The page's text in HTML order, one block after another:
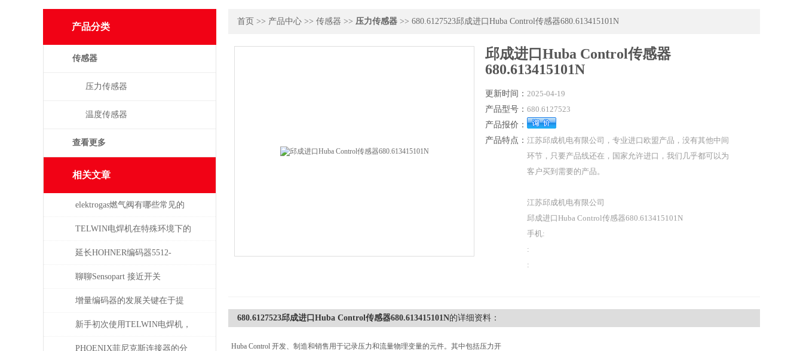
产品分类
传感器
压力传感器
温度传感器
查看更多
相关文章
elektrogas燃气阀有哪些常见的
故障和问题
TELWIN电焊机在特殊环境下的
适用性如何？
延长HOHNER编码器5512-
05FR-0800使用寿命的保养秘诀
聊聊Sensopart 接近开关
增量编码器的发展关键在于提
升质量
新手初次使用TELWIN电焊机，
需注意这几点
PHOENIX菲尼克斯连接器的分
首页 >> 产品中心 >> 传感器 >> 压力传感器 >> 680.6127523邱成进口Huba Control传感器680.613415101N
邱成进口Huba Control传感器
680.613415101N
更新时间： 2025-04-19
产品型号： 680.6127523
产品报价：
产品特点： 江苏邱成机电有限公司，专业进口欧盟产品，没有其他中间
环节，只要产品线还在，国家允许进口，我们几乎都可以为
客户买到需要的产品。
江苏邱成机电有限公司
邱成进口Huba Control传感器680.613415101N
手机:
:
:
680.6127523邱成进口Huba Control传感器680.613415101N的详细资料：
Huba Control 开发、制造和销售用于记录压力和流量物理变量的元件。其中包括压力开